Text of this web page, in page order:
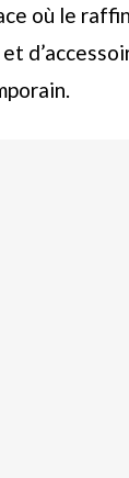
où le